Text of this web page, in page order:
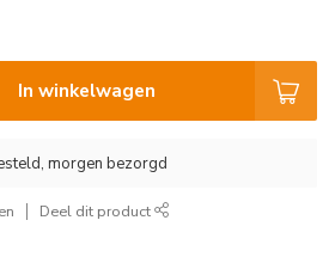
In winkelwagen
morgen bezorgd
Deel dit product